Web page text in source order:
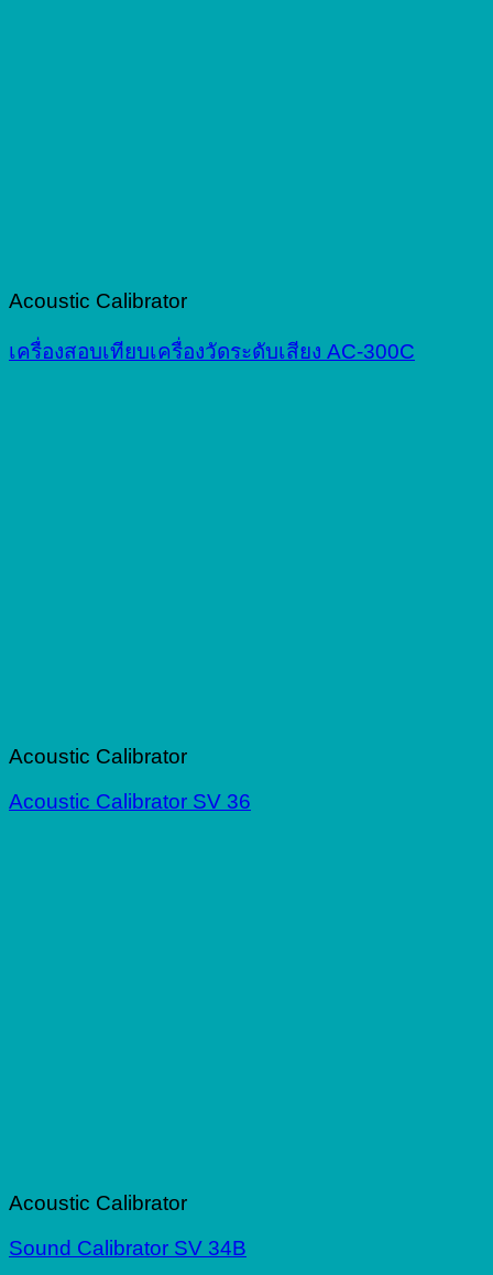
Acoustic Calibrator
เครื่องสอบเทียบเครื่องวัดระดับเสียง AC-300C
Acoustic Calibrator
Acoustic Calibrator SV 36
Acoustic Calibrator
Sound Calibrator SV 34B